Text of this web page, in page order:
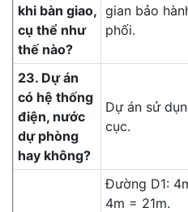
khi bàn giao,
cụ thể như
thế nào?
gian bảo
phối.
23. Dự án
có hệ thống
điện, nước
dự phòng
hay không?
Dự án sử
cục.
Đường D1:
4m = 21m.